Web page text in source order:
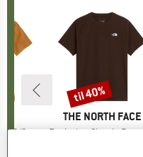
S/S
MÆRKE
THE NORTH FACE
Artikel
Evolution Simple Dome Short Sleeve
Rabat
til 40%